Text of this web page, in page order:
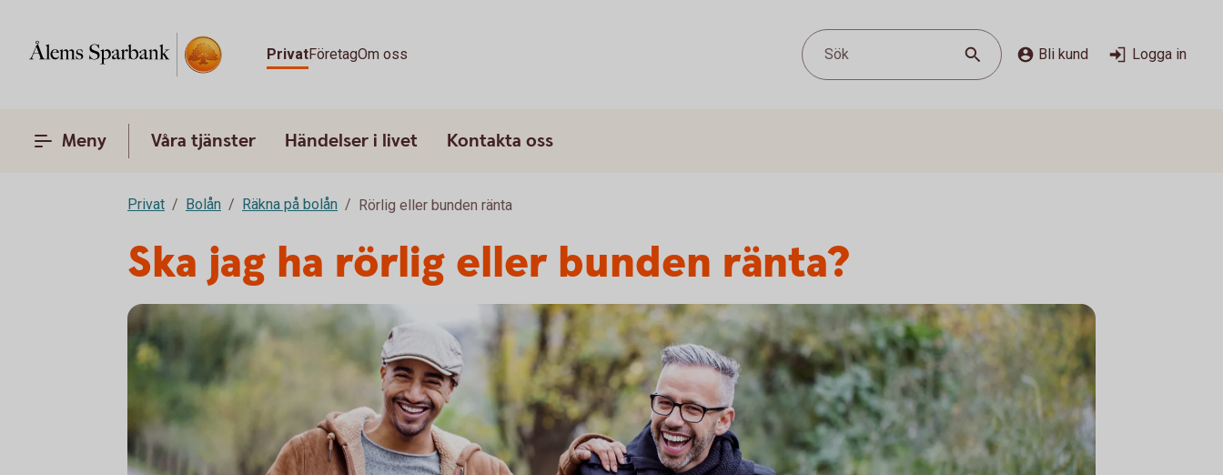
PrivatFöretagOm oss Sök Bli kund Logga in
Meny Våra tjänster Händelser i livet Kontakta oss
Privat Bolån Räkna på bolån Rörlig eller bunden ränta
Ska jag ha rörlig eller bunden ränta?